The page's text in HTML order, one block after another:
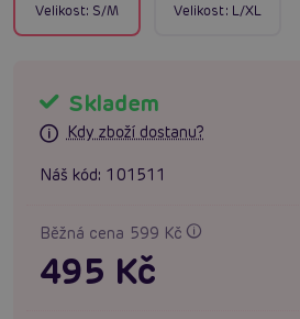
Velikost: S/M Velikost: L/XL
Skladem
Kdy zboží dostanu?
Náš kód: 101511
Běžná cena 599 Kč
495 Kč